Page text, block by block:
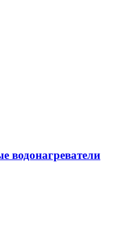
водонагреватели